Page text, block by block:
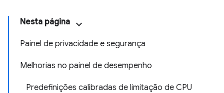
Nesta página
Painel de privacidade e segurança
Melhorias no painel de desempenho
Predefinições calibradas de limitação de CPU